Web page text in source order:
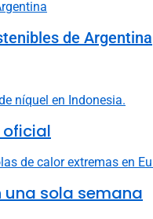
de Argentina
oficial
una sola semana